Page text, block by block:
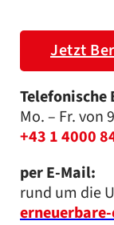
Jetzt
Telefonische
Mo. – Fr. von
+43 1 4000
per E-Mail:
rund um die